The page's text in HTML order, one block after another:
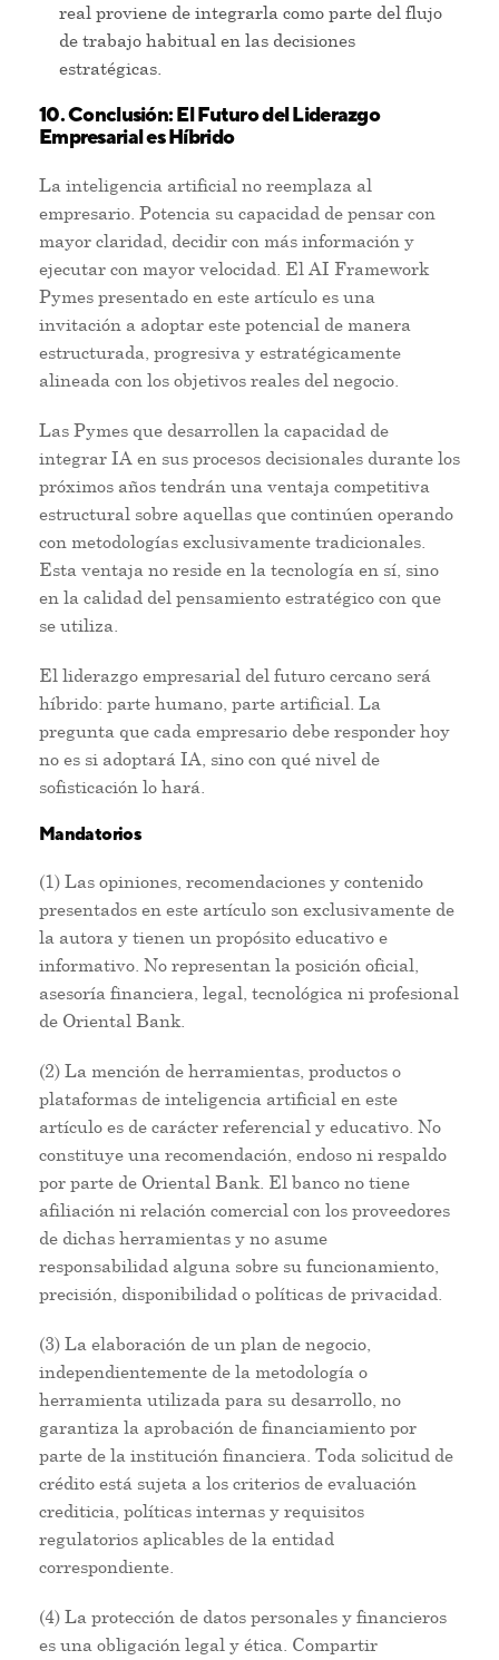
real proviene de integrarla como parte del flujo
de trabajo habitual en las decisiones
estratégicas.
10. Conclusión: El Futuro del Liderazgo
Empresarial es Híbrido
La inteligencia artificial no reemplaza al
empresario. Potencia su capacidad de pensar con
mayor claridad, decidir con más información y
ejecutar con mayor velocidad. El AI Framework
Pymes presentado en este artículo es una
invitación a adoptar este potencial de manera
estructurada, progresiva y estratégicamente
alineada con los objetivos reales del negocio.
Las Pymes que desarrollen la capacidad de
integrar IA en sus procesos decisionales durante los
próximos años tendrán una ventaja competitiva
estructural sobre aquellas que continúen operando
con metodologías exclusivamente tradicionales.
Esta ventaja no reside en la tecnología en sí, sino
en la calidad del pensamiento estratégico con que
se utiliza.
El liderazgo empresarial del futuro cercano será
híbrido: parte humano, parte artificial. La
pregunta que cada empresario debe responder hoy
no es si adoptará IA, sino con qué nivel de
sofisticación lo hará.
Mandatorios
(1) Las opiniones, recomendaciones y contenido
presentados en este artículo son exclusivamente de
la autora y tienen un propósito educativo e
informativo. No representan la posición oficial,
asesoría financiera, legal, tecnológica ni profesional
de Oriental Bank.
(2) La mención de herramientas, productos o
plataformas de inteligencia artificial en este
artículo es de carácter referencial y educativo. No
constituye una recomendación, endoso ni respaldo
por parte de Oriental Bank. El banco no tiene
afiliación ni relación comercial con los proveedores
de dichas herramientas y no asume
responsabilidad alguna sobre su funcionamiento,
precisión, disponibilidad o políticas de privacidad.
(3) La elaboración de un plan de negocio,
independientemente de la metodología o
herramienta utilizada para su desarrollo, no
garantiza la aprobación de financiamiento por
parte de la institución financiera. Toda solicitud de
crédito está sujeta a los criterios de evaluación
crediticia, políticas internas y requisitos
regulatorios aplicables de la entidad
correspondiente.
(4) La protección de datos personales y financieros
es una obligación legal y ética. Compartir